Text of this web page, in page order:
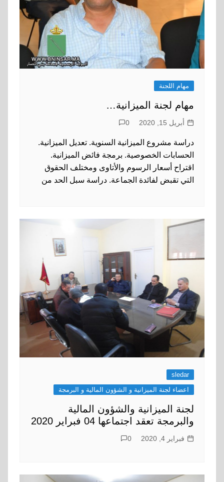
مهام اللجنة
مهام لجنة الميزانية…
أبريل 15, 2020 0
دراسة مشروع الميزانية السنوية. تعديل الميزانية.
الحسابات الخصوصية. برمجة فائض الميزانية.
اقتراح أسعار الرسوم والأتاوى ومختلف الحقوق
التي تقبض لفائدة الجماعة. دراسة سبل الحد من
sledar
اعضاء لجنة الميزانية و الشؤون المالية و البرمجة
لجنة الميزانية والشؤون المالية
والبرمجة تعقد اجتماعها 04 فبراير 2020
فبراير 4, 2020 0